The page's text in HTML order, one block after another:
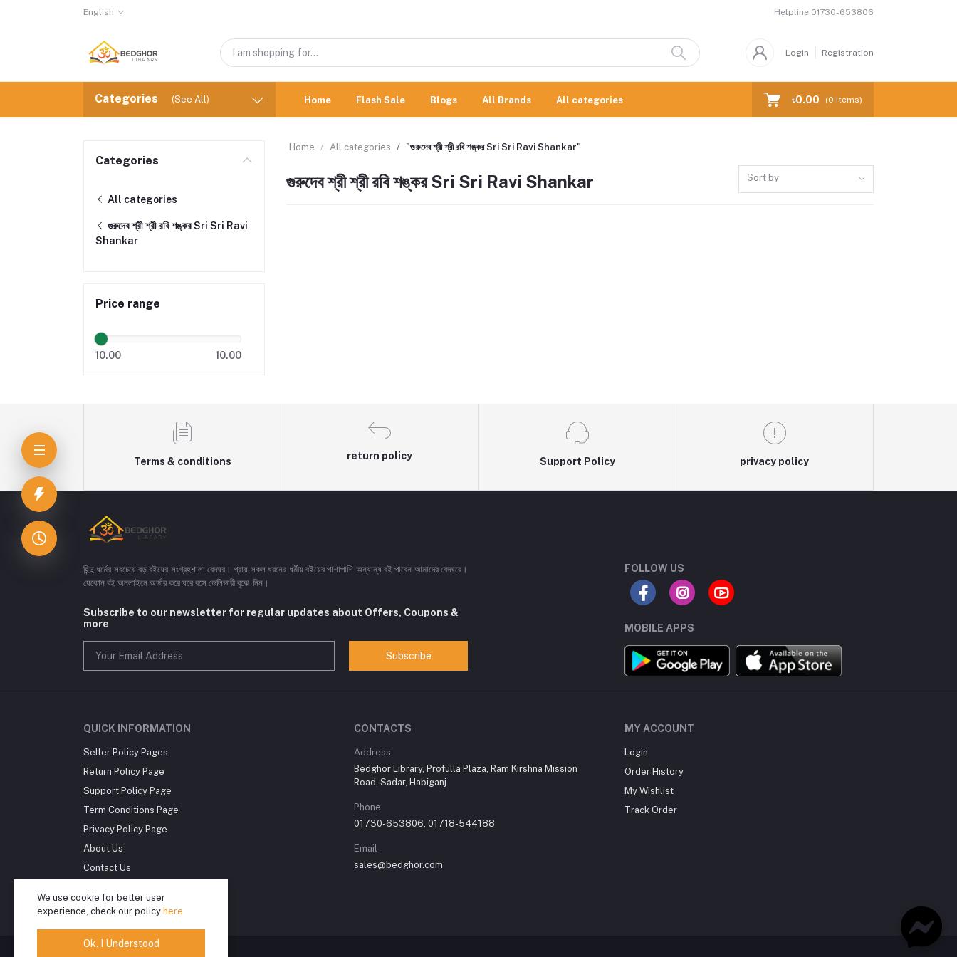
English Helpline 01730-653806
Login Registration
Categories (See All) Home Flash Sale Blogs All Brands All categories ৳0.00 (0 Items)
Categories
All categories
গুরুদেব শ্রী শ্রী রবি শঙ্কর Sri Sri Ravi
Shankar
Price range
10.00 10.00
Home All categories "গুরুদেব শ্রী শ্রী রবি শঙ্কর Sri Sri Ravi Shankar"
গুরুদেব শ্রী শ্রী রবি শঙ্কর Sri Sri Ravi Shankar Sort by
Terms & conditions
return policy
Support Policy privacy policy
হিন্দু ধর্মের সবচেয়ে বড় বইয়ের সংগ্রহশালা বেদঘর। প্রায় সকল ধরনের ধর্মীয় বইয়ের পাশাপাশি অন্যান্য বই পাবেন আমাদের বেদঘরে।
যেকোন বই অনলাইনে অর্ডার করে ঘরে বসে ডেলিভারী বুঝে নিন।
Subscribe to our newsletter for regular updates about Offers, Coupons &
more
Subscribe
FOLLOW US
MOBILE APPS
QUICK INFORMATION
Seller Policy Pages
Return Policy Page
Support Policy Page
Term Conditions Page
Privacy Policy Page
About Us
Contact Us
Delivery Information
CONTACTS
Address
Bedghor Library, Profulla Plaza, Ram Kirshna Mission
Road, Sadar, Habiganj
Phone
01730-653806, 01718-544188
Email
sales@bedghor.com
MY ACCOUNT
Login
Order History
My Wishlist
Track Order
We use cookie for better user
experience, check our policy here
Ok. I Understood